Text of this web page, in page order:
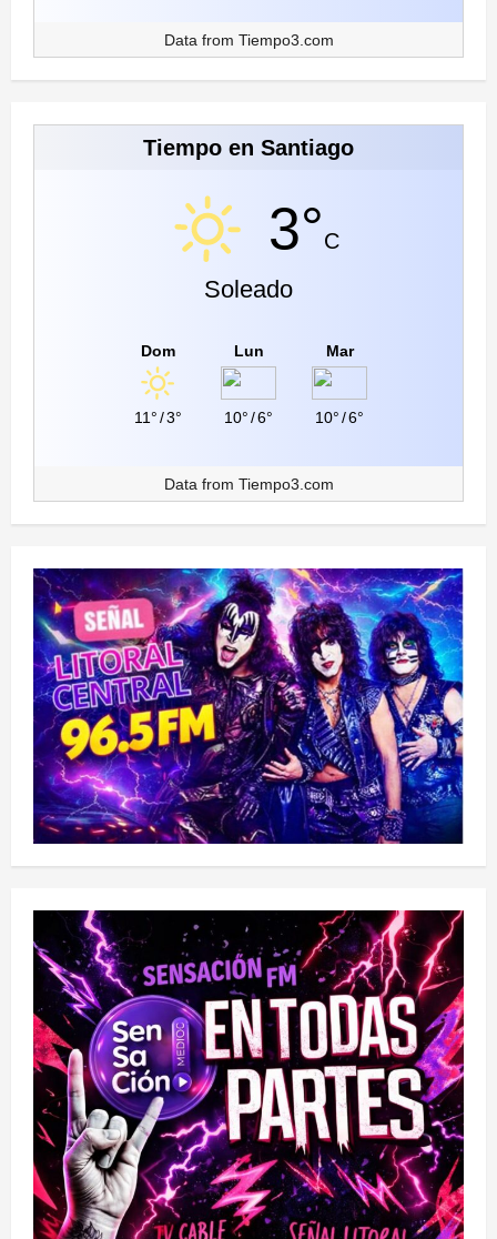
Data from Tiempo3.com
Tiempo en Santiago
3°C
Soleado
Dom
11°/3°
Lun
10°/6°
Mar
10°/6°
Data from Tiempo3.com